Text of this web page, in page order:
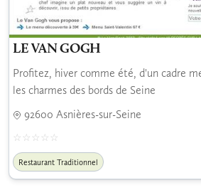
LE VAN GOGH
Profitez, hiver comme été, d'un cadre
les charmes des bords de Seine
92600 Asnières-sur-Seine
Restaurant Traditionnel